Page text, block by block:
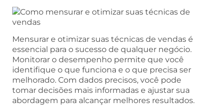
Mensurar e otimizar suas técnicas de vendas é
essencial para o sucesso de qualquer negócio.
Monitorar o desempenho permite que você
identifique o que funciona e o que precisa ser
melhorado. Com dados precisos, você pode
tomar decisões mais informadas e ajustar sua
abordagem para alcançar melhores resultados.